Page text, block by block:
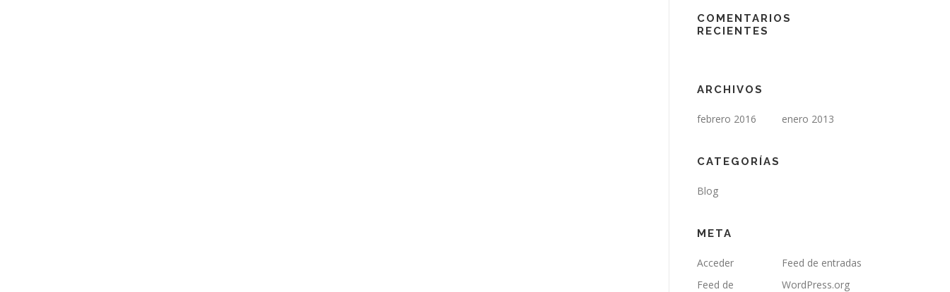
COMENTARIOS
RECIENTES
ARCHIVOS
febrero 2016 enero 2013
CATEGORÍAS
Blog
META
Acceder
Feed de entradas
Feed de
WordPress.org